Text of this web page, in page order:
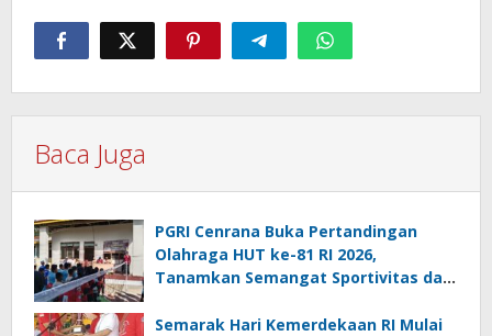
Baca Juga
PGRI Cenrana Buka Pertandingan
Olahraga HUT ke-81 RI 2026,
Tanamkan Semangat Sportivitas dan
Semarak Hari Kemerdekaan RI Mulai